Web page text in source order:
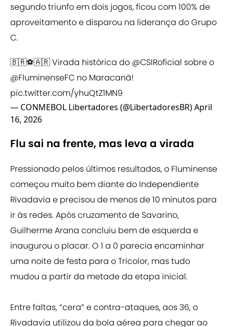
segundo triunfo em dois jogos, ficou com 100% de
aproveitamento e disparou na liderança do Grupo
C.
🇧🇷⚽🇦🇷 Virada histórica do @CSIRoficial sobre o
@FluminenseFC no Maracanã!
pic.twitter.com/yhuQtZ1MN9
— CONMEBOL Libertadores (@LibertadoresBR)April
16, 2026
Flu sai na frente, mas leva a virada
Pressionado pelos últimos resultados, o Fluminense
começou muito bem diante do Independiente
Rivadavia e precisou de menos de 10 minutos para
ir às redes. Após cruzamento de Savarino,
Guilherme Arana concluiu bem de esquerda e
inaugurou o placar. O 1 a 0 parecia encaminhar
uma noite de festa para o Tricolor, mas tudo
mudou a partir da metade da etapa inicial.
Entre faltas, “cera” e contra-ataques, aos 36, o
Rivadavia utilizou da bola aérea para chegar ao